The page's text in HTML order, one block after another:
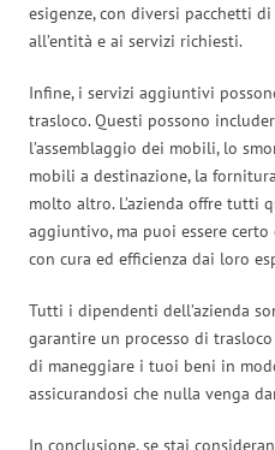
esigenze, con diversi pacchetti
all’entità e ai servizi richiesti.
Infine, i servizi aggiuntivi
trasloco. Questi possono
l’assemblaggio dei mobili, lo
mobili a destinazione, la
molto altro. L’azienda offre tutti
aggiuntivo, ma puoi essere
con cura ed efficienza dai loro
Tutti i dipendenti dell’azienda
garantire un processo di
di maneggiare i tuoi beni in
assicurandosi che nulla venga
In conclusione, se stai